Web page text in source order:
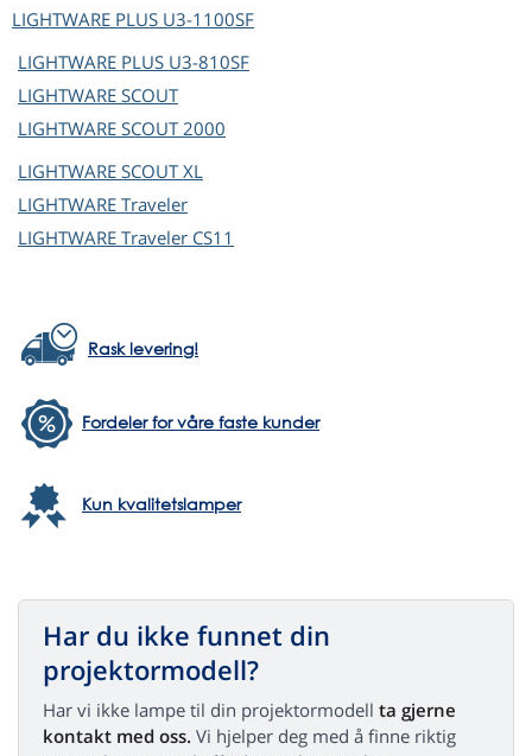
LIGHTWARE PLUS U3-1100SF
LIGHTWARE PLUS U3-810SF
LIGHTWARE SCOUT
LIGHTWARE SCOUT 2000
LIGHTWARE SCOUT XL
LIGHTWARE Traveler
LIGHTWARE Traveler CS11
Rask levering!
Fordeler for våre faste kunder
Kun kvalitetslamper
Har du ikke funnet din
projektormodell?
Har vi ikke lampe til din projektormodell ta gjerne
kontakt med oss. Vi hjelper deg med å finne riktig